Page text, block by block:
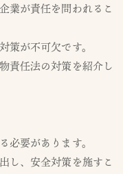
業が責任を問われるこ
策が不可欠です。
責任法の対策を紹介し
必要があります。
し、安全対策を施すこ